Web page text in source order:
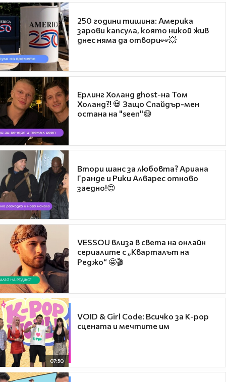
250 години тишина: Америка
зарови капсула, която никой жив
днес няма да отвори👀💥
Ерлинг Холанд ghost-на Том
Холанд?! 💀 Защо Спайдър-мен
остана на "seen"😅
Втори шанс за любовта? Ариана
Гранде и Рики Алварес отново
заедно!😍
VESSOU влиза в света на онлайн
сериалите с „Кварталът на
Реджо“ 🤩🎬
07:50
VOID & Girl Code: Всичко за K-pop
сцената и мечтите им